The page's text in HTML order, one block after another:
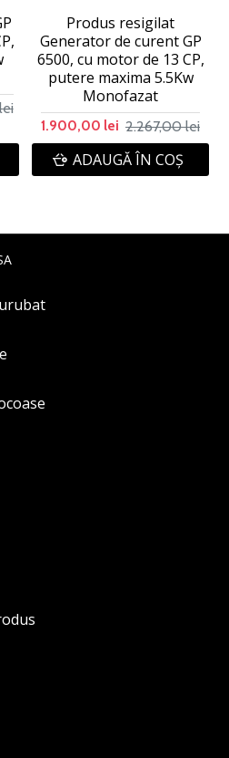
Produs resigilat
Generator de curent GP
6500, cu motor de 13 CP,
putere maxima 5.5Kw
Monofazat
1.900,00 lei 2.267,00 lei
ADAUGĂ ÎN COŞ